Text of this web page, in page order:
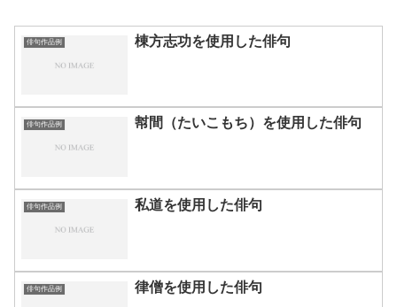
俳句作品例 棟方志功を使用した俳句
俳句作品例 幇間（たいこもち）を使用した俳句
俳句作品例 私道を使用した俳句
俳句作品例 律僧を使用した俳句